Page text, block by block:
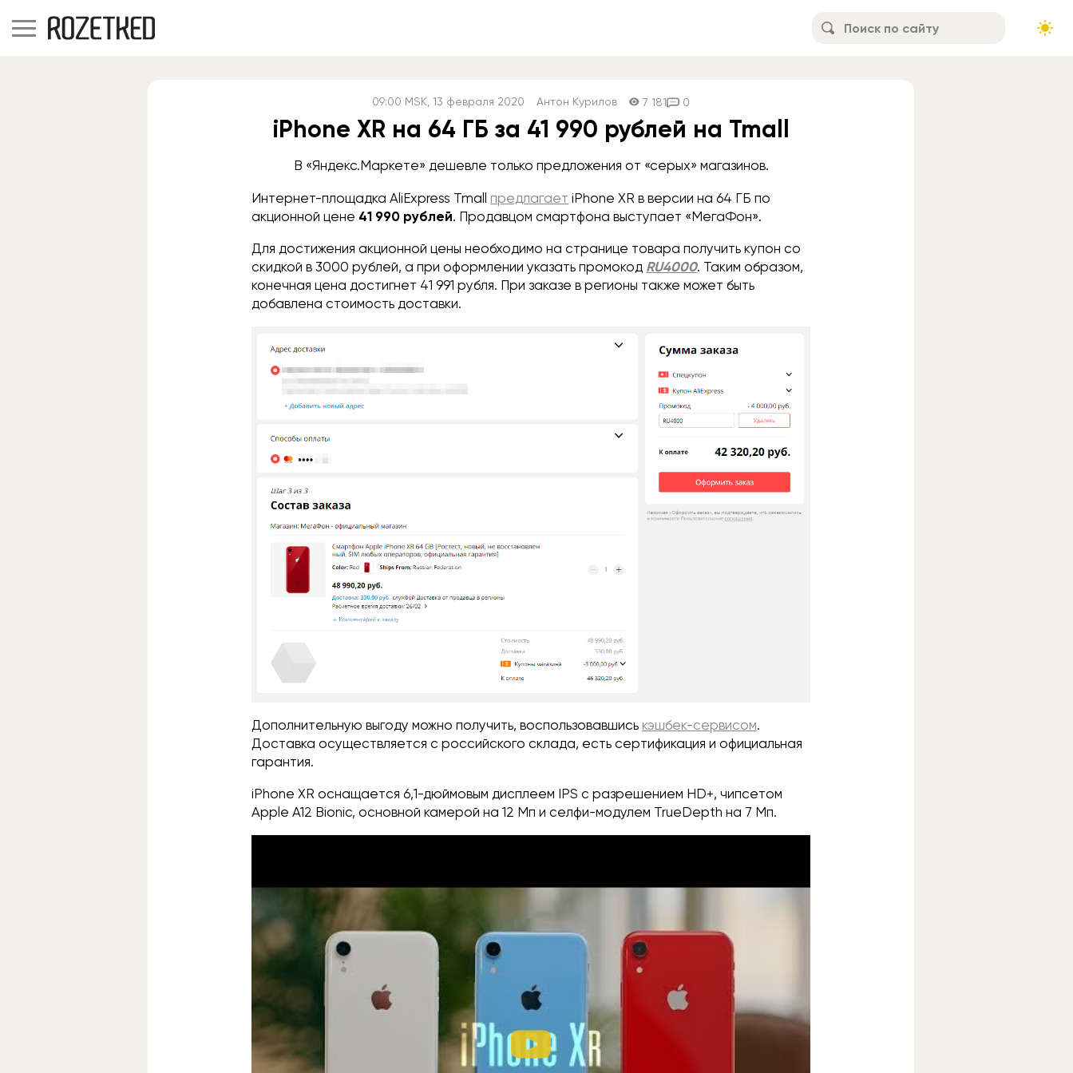
09:00 MSK , 13 февраля 2020 Антон Курилов 7 181 0
iPhone XR на 64 ГБ за 41 990 рублей на Tmall
В «Яндекс.Маркете» дешевле только предложения от «серых» магазинов.
Интернет-площадка AliExpress Tmall предлагает iPhone XR в версии на 64 ГБ по
акционной цене 41 990 рублей. Продавцом смартфона выступает «МегаФон».
Для достижения акционной цены необходимо на странице товара получить купон со
скидкой в 3000 рублей, а при оформлении указать промокод RU4000. Таким образом,
конечная цена достигнет 41 991 рубля. При заказе в регионы также может быть
добавлена стоимость доставки.
Дополнительную выгоду можно получить, воспользовавшись кэшбек-сервисом.
Доставка осуществляется с российского склада, есть сертификация и официальная
гарантия.
iPhone XR оснащается 6,1-дюймовым дисплеем IPS с разрешением HD+, чипсетом
Apple A12 Bionic, основной камерой на 12 Мп и селфи-модулем TrueDepth на 7 Мп.